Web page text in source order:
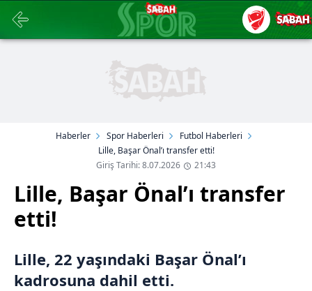
Haberler Spor Haberleri
Futbol Haberleri
Lille, Başar Önal’ı transfer etti!
Giriş Tarihi: 8.07.2026
21:43
Lille, Başar Önal’ı transfer
etti!
Lille, 22 yaşındaki Başar Önal’ı
kadrosuna dahil etti.